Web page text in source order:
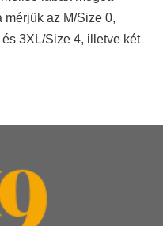
az M/Size 0,
3XL/Size 4, illetve két